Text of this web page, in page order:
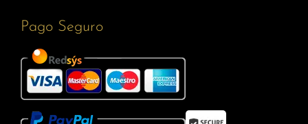
Pago Seguro